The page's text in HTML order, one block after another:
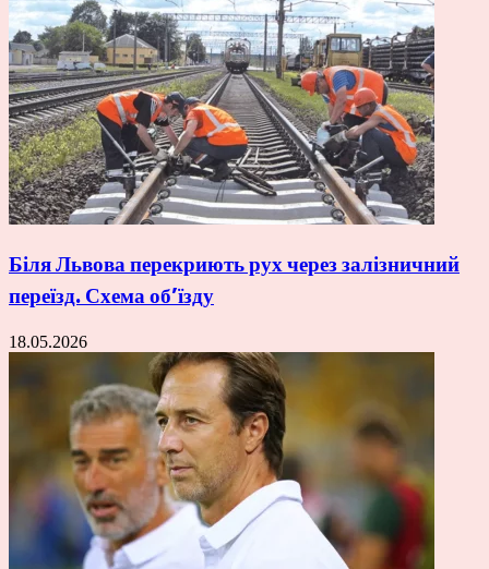
Біля Львова перекриють рух через залізничний
переїзд. Схема об’їзду
18.05.2026